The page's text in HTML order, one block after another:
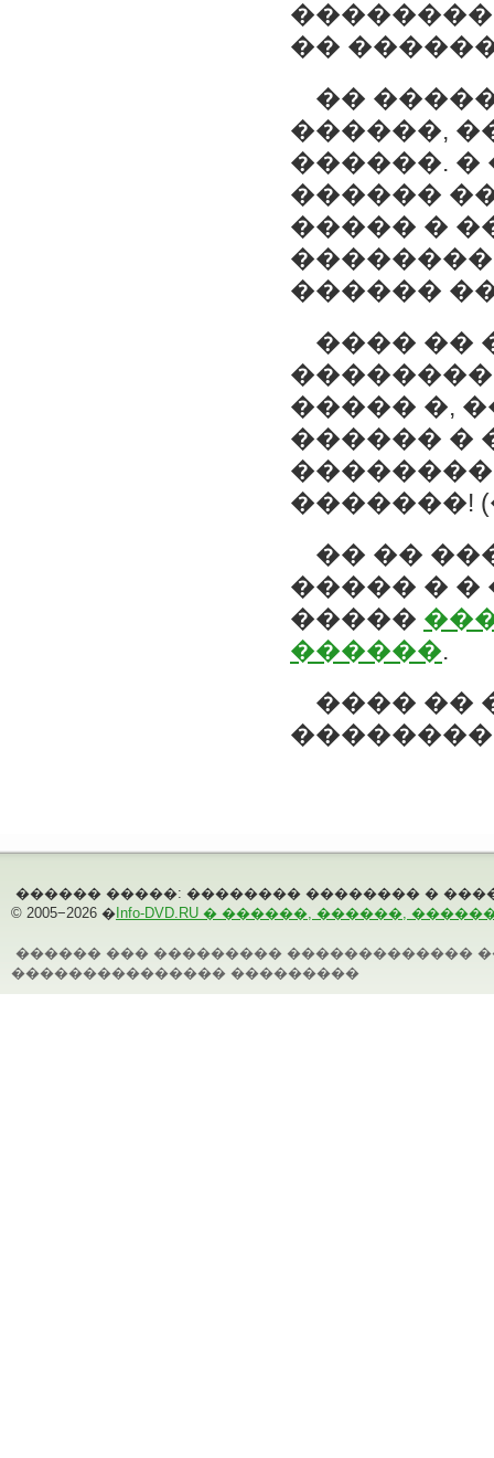
��
��
������,
������. �
������
����� �
������
���� ��
����� �,
������ �
�������!
�� ��
����� � �
�����
������.
���� ��
������ �����: �������� �������� �
© 2005−2026 � Info-DVD.RU � ������, ������,
������ ��� ��������� �������������
��������������� ���������